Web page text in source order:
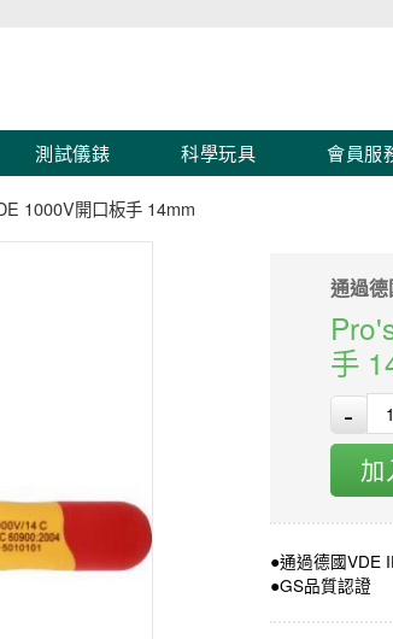
測試儀錶 科學玩具 會員服
1000V開口板手 14mm
通過
手
-
加
●通過德國VDE
●GS品質認證